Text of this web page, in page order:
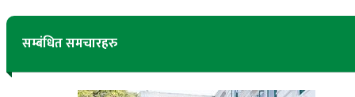
सम्बंधित समचारहरु